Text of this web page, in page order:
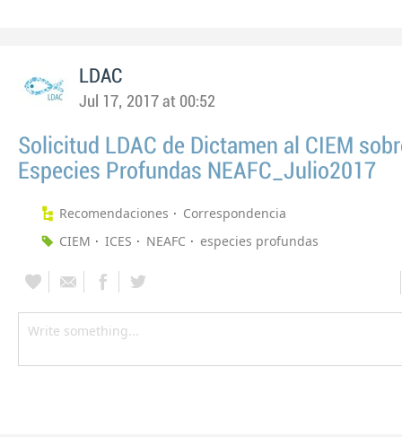
LDAC
Jul 17, 2017 at 00:52
Solicitud LDAC de Dictamen al CIEM
Especies Profundas NEAFC_Julio2017
Recomendaciones
Correspondencia
CIEM
ICES NEAFC especies profundas